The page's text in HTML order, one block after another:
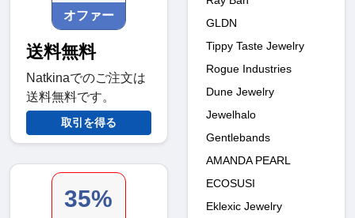
オファー
送料無料
Natkinaでのご注文は
送料無料です。
取引を得る
35%
GLDN
Tippy Taste Jewelry
Rogue Industries
Dune Jewelry
Jewelhalo
Gentlebands
AMANDA PEARL
ECOSUSI
Eklexic Jewelry